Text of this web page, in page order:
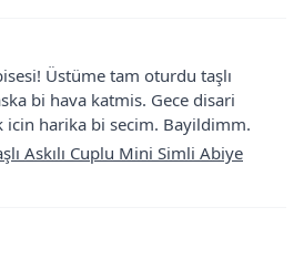
Üstüme tam oturdu taşlı
bi hava katmis. Gece disari
icin harika bi secim. Bayildimm.
Askılı Cuplu Mini Simli Abiye